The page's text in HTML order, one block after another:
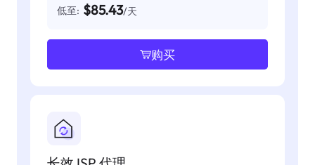
低至: $85.43/天
购买